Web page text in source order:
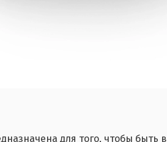
для того, чтобы